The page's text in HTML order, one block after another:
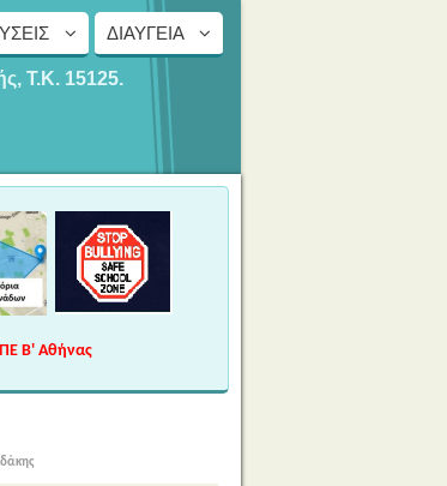
ΔΙΑΎΓΕΙΑ
Τ.Κ. 15125.
Β' Αθήνας